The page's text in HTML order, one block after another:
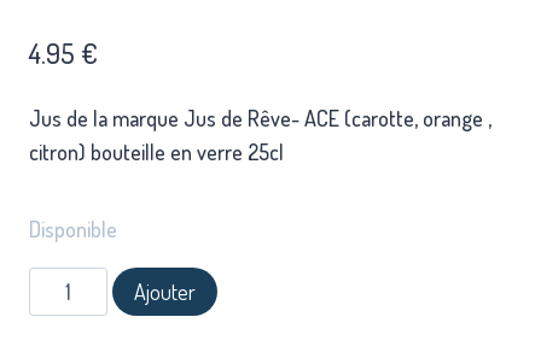
4.95 €
Jus de la marque Jus de Rêve- ACE (carotte, orange ,
citron) bouteille en verre 25cl
Disponible
Ajouter